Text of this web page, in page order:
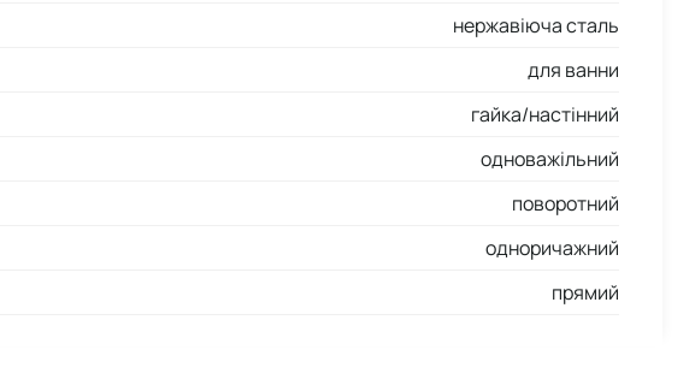
нержавіюча сталь
для ванни
гайка/настінний
одноважільний
поворотний
одноричажний
прямий